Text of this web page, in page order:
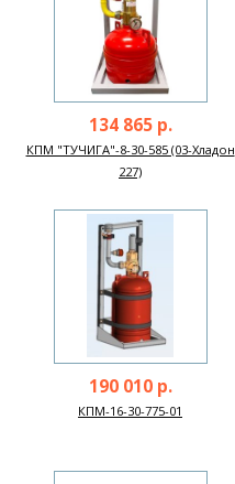
134 865 р.
КПМ "ТУЧИГА"-8-30-585 (03-Хладон
227)
190 010 р.
КПМ-16-30-775-01